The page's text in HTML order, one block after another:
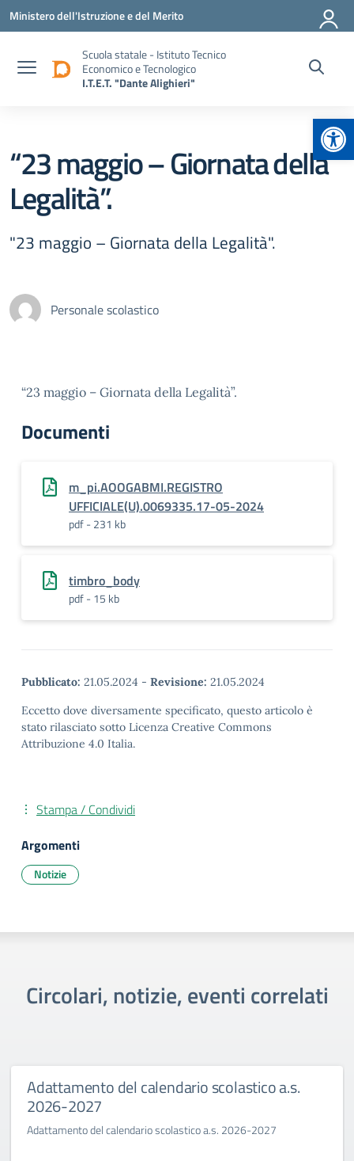
Vai ai contenuti
Vai al menu di navigazione
Vai al footer
Ministero dell'Istruzione e del Merito
Scuola statale - Istituto Tecnico
Economico e Tecnologico
I.T.E.T. "Dante Alighieri"
“23 maggio – Giornata della
Legalità”.
"23 maggio – Giornata della Legalità".
Personale scolastico
“23 maggio – Giornata della Legalità”.
Documenti
m_pi.AOOGABMI.REGISTRO
UFFICIALE(U).0069335.17-05-2024
pdf - 231 kb
timbro_body
pdf - 15 kb
Pubblicato: 21.05.2024 - Revisione: 21.05.2024
Eccetto dove diversamente specificato, questo articolo è
stato rilasciato sotto Licenza Creative Commons
Attribuzione 4.0 Italia.
Stampa / Condividi
Argomenti
Notizie
Circolari, notizie, eventi correlati
Adattamento del calendario scolastico a.s.
2026-2027
Adattamento del calendario scolastico a.s. 2026-2027